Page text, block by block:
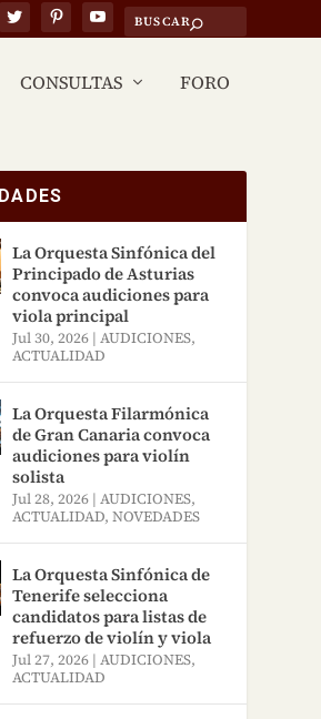
CONSULTAS FORO
La Orquesta Sinfónica del
Principado de Asturias
convoca audiciones para
viola principal
Jul 30, 2026 |AUDICIONES,
ACTUALIDAD
La Orquesta Filarmónica
de Gran Canaria convoca
audiciones para violín
solista
Jul 28, 2026 |AUDICIONES,
ACTUALIDAD,NOVEDADES
La Orquesta Sinfónica de
Tenerife selecciona
candidatos para listas de
refuerzo de violín y viola
Jul 27, 2026 |AUDICIONES,
ACTUALIDAD